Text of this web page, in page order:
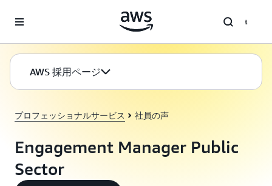
AWS 採用ページ
プロフェッショナルサービス 社員の声
Engagement Manager Public
Sector